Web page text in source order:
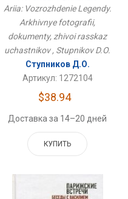
Фотографии, Документы,
Живой Рассказ Участников
Ariia: Vozrozhdenie Legendy.
Arkhivnye fotografii,
dokumenty, zhivoi rasskaz
uchastnikov , Stupnikov D.O.
Ступников Д.О.
Артикул: 1272104
$38.94
Доставка за 14–20 дней
КУПИТЬ